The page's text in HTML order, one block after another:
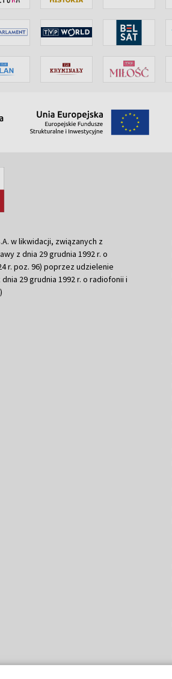
w likwidacji, związanych z
z dnia 29 grudnia 1992 r. o
r. poz. 96) poprzez udzielenie
29 grudnia 1992 r. o radiofonii i